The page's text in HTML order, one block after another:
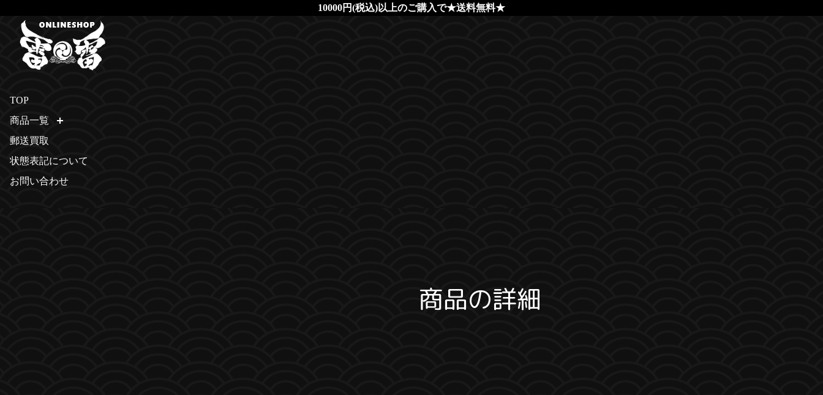
10000円(税込)以上のご購入で★送料無料★
商品の詳細
TOP
商品一覧
郵送買取
状態表記について
お問い合わせ